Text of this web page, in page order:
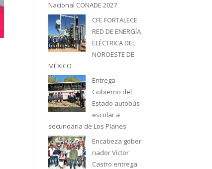
Nacional CONADE 2027
CFE FORTALECE
RED DE ENERGÍA
ELÉCTRICA DEL
NOROESTE DE
MÉXICO
Entrega
Gobierno del
Estado autobús
escolar a
secundaria de Los Planes
Encabeza gober
nador Víctor
Castro entrega